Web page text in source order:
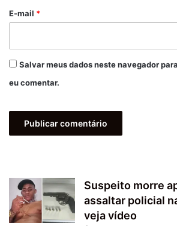
*
E-mail *
Salvar meus dados neste navegador
eu comentar.
Suspeito morre
assaltar policial
veja vídeo